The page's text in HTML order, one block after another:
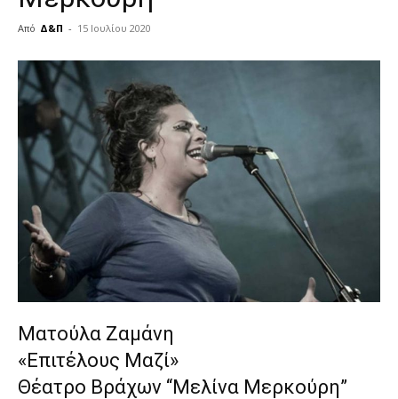
Από Δ&Π - 15 Ιουλίου 2020
blonde
lesbians
very
cam
show.desi
xxx
brandi
lyons
teaches
you
the
meaning
of
pornhun
hd
porn
Ματούλα Ζαμάνη
«Επιτέλους Μαζί»
Θέατρο Βράχων “Μελίνα Μερκούρη”